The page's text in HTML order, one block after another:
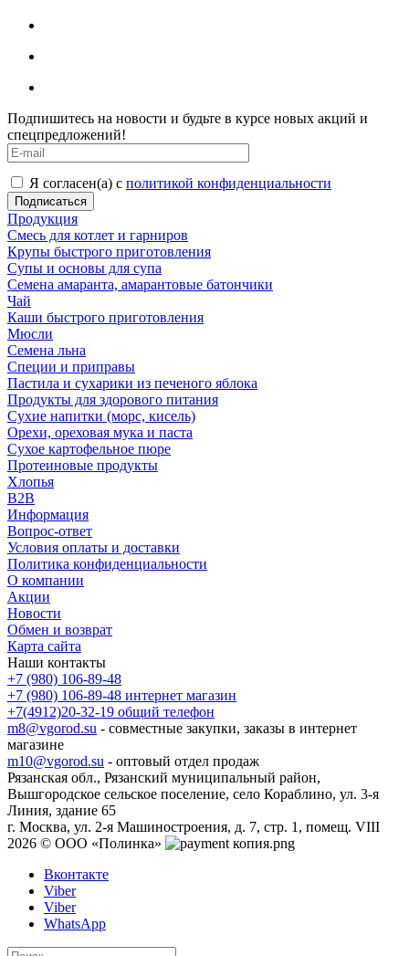
Подпишитесь на новости и будьте в курсе новых акций и
спецпредложений!
Я согласен(а) с политикой конфиденциальности
Продукция
Смесь для котлет и гарниров
Крупы быстрого приготовления
Супы и основы для супа
Семена амаранта, амарантовые батончики
Чай
Каши быстрого приготовления
Мюсли
Семена льна
Специи и приправы
Пастила и сухарики из печеного яблока
Продукты для здорового питания
Сухие напитки (морс, кисель)
Орехи, ореховая мука и паста
Сухое картофельное пюре
Протеиновые продукты
Хлопья
B2B
Информация
Вопрос-ответ
Условия оплаты и доставки
Политика конфиденциальности
О компании
Акции
Новости
Обмен и возврат
Карта сайта
Наши контакты
+7 (980) 106-89-48
+7 (980) 106-89-48 интернет магазин
+7(4912)20-32-19 общий телефон
m8@vgorod.su - совместные закупки, заказы в интернет
магазине
m10@vgorod.su - оптовый отдел продаж
Рязанская обл., Рязанский муниципальный район,
Вышгородское сельское поселение, село Кораблино, ул. 3-я
Линия, здание 65
г. Москва, ул. 2-я Машиностроения, д. 7, стр. 1, помещ. VIII
2026 © ООО «Полинка»
Вконтакте
Viber
Viber
WhatsApp